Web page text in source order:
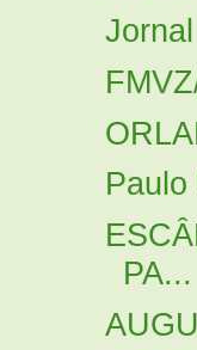
PA...